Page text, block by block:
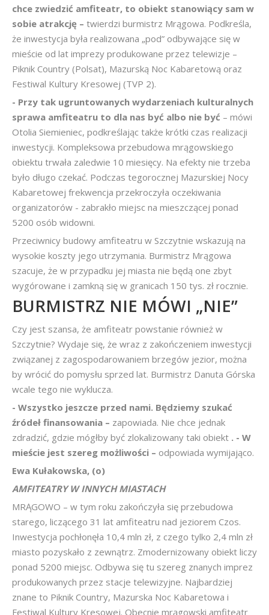
chce zwiedzić amfiteatr, to obiekt stanowiący sam w
sobie atrakcję – twierdzi burmistrz Mrągowa. Podkreśla,
że inwestycja była realizowana „pod” odbywające się w
mieście od lat imprezy produkowane przez telewizje –
Piknik Country (Polsat), Mazurską Noc Kabaretową oraz
Festiwal Kultury Kresowej (TVP 2).
- Przy tak ugruntowanych wydarzeniach kulturalnych
sprawa amfiteatru to dla nas być albo nie być – mówi
Otolia Siemieniec, podkreślając także krótki czas realizacji
inwestycji. Kompleksowa przebudowa mrągowskiego
obiektu trwała zaledwie 10 miesięcy. Na efekty nie trzeba
było długo czekać. Podczas tegorocznej Mazurskiej Nocy
Kabaretowej frekwencja przekroczyła oczekiwania
organizatorów - zabrakło miejsc na mieszczącej ponad
5200 osób widowni.
Przeciwnicy budowy amfiteatru w Szczytnie wskazują na
wysokie koszty jego utrzymania. Burmistrz Mrągowa
szacuje, że w przypadku jej miasta nie będą one zbyt
wygórowane i zamkną się w granicach 150 tys. zł rocznie.
BURMISTRZ NIE MÓWI „NIE”
Czy jest szansa, że amfiteatr powstanie również w
Szczytnie? Wydaje się, że wraz z zakończeniem inwestycji
związanej z zagospodarowaniem brzegów jezior, można
by wrócić do pomysłu sprzed lat. Burmistrz Danuta Górska
wcale tego nie wyklucza.
- Wszystko jeszcze przed nami. Będziemy szukać
źródeł finansowania – zapowiada. Nie chce jednak
zdradzić, gdzie mógłby być zlokalizowany taki obiekt . - W
mieście jest szereg możliwości – odpowiada wymijająco.
Ewa Kułakowska, (o)
AMFITEATRY W INNYCH MIASTACH
MRĄGOWO – w tym roku zakończyła się przebudowa
starego, liczącego 31 lat amfiteatru nad jeziorem Czos.
Inwestycja pochłonęła 10,4 mln zł, z czego tylko 2,4 mln zł
miasto pozyskało z zewnątrz. Zmodernizowany obiekt liczy
ponad 5200 miejsc. Odbywa się tu szereg znanych imprez
produkowanych przez stacje telewizyjne. Najbardziej
znane to Piknik Country, Mazurska Noc Kabaretowa i
Festiwal Kultury Kresowej. Obecnie mrągowski amfiteatr